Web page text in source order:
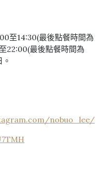
至14:30(最後點餐時間為
22:00(最後點餐時間為
nobuo_lee/